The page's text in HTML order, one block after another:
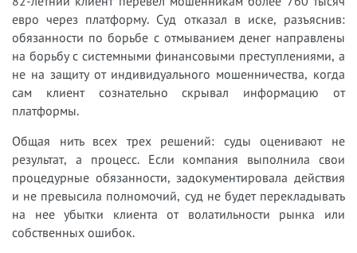
евро через платформу. Суд отказал в иске, разъяснив:
обязанности по борьбе с отмыванием денег направлены
на борьбу с системными финансовыми преступлениями, а
не на защиту от индивидуального мошенничества, когда
сам клиент сознательно скрывал информацию от
платформы.
Общая нить всех трех решений: суды оценивают не
результат, а процесс. Если компания выполнила свои
процедурные обязанности, задокументировала действия
и не превысила полномочий, суд не будет перекладывать
на нее убытки клиента от волатильности рынка или
собственных ошибок.